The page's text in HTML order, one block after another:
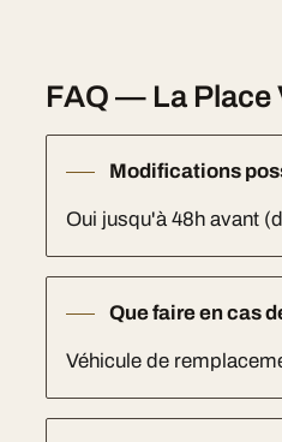
FAQ — La Place
Modifications
Oui jusqu'à 48h avant
Que faire en cas
Véhicule de